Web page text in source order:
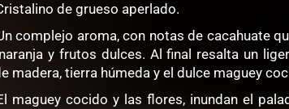
de grueso aperlado.
complejo aroma, con notas de cacahuate
y frutos dulces. Al final resalta un
madera, tierra húmeda y el dulce maguey
maguey cocido y las flores, inundan el